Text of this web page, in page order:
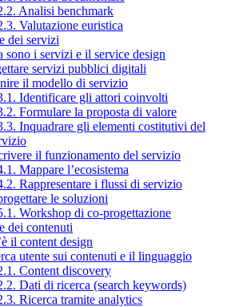
Analisi benchmark
Valutazione euristica
dei servizi
sono i servizi e il service design
servizi pubblici digitali
il modello di servizio
Identificare gli attori coinvolti
Formulare la proposta di valore
Inquadrare gli elementi costitutivi del
il funzionamento del servizio
Mappare l’ecosistema
Rappresentare i flussi di servizio
le soluzioni
Workshop di co-progettazione
dei contenuti
il content design
utente sui contenuti e il linguaggio
Content discovery
Dati di ricerca (search keywords)
Ricerca tramite analytics